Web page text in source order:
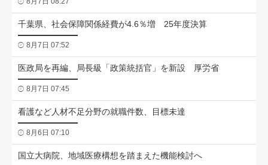
千葉県、社会保障関係経費が4.6％増 25年度決算
8月7日 07:52
医政局を再編、局長級「政策統括官」を新設 厚労省
8月7日 07:45
看護など人材不足分野の就職件数、目標未達
8月6日 07:10
国立大病院、地域医療構想を踏まえた機能検討へ